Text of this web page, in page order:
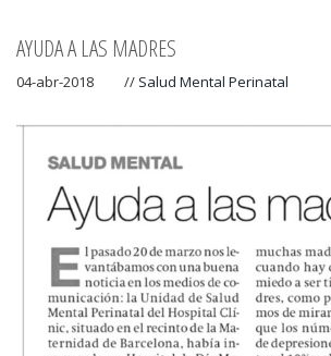
AYUDA A LAS MADRES
04-abr-2018 // Salud Mental Perinatal